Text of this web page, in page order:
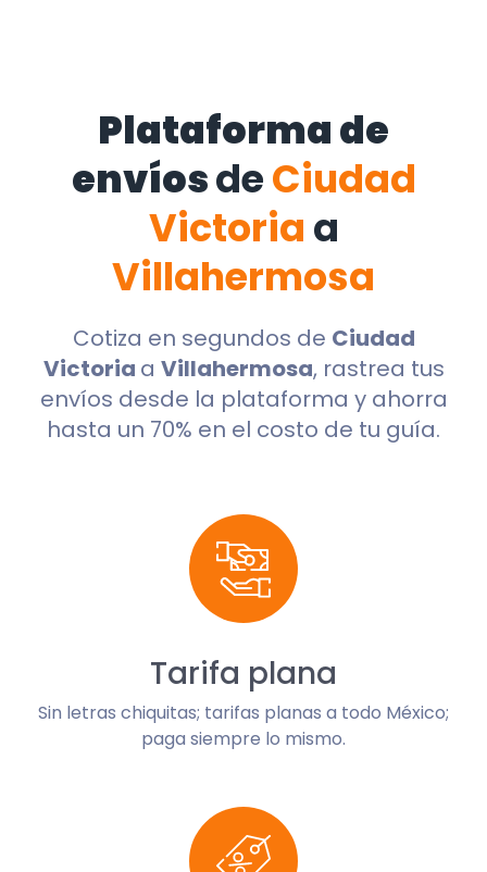
Plataforma de
envíosdeCiudad
Victoria a
Villahermosa
Cotiza en segundos de Ciudad
Victoria a Villahermosa, rastrea tus
envíos desde la plataforma y ahorra
hasta un 70% en el costo de tu guía.
Tarifa plana
Sin letras chiquitas; tarifas planas a todo México;
paga siempre lo mismo.